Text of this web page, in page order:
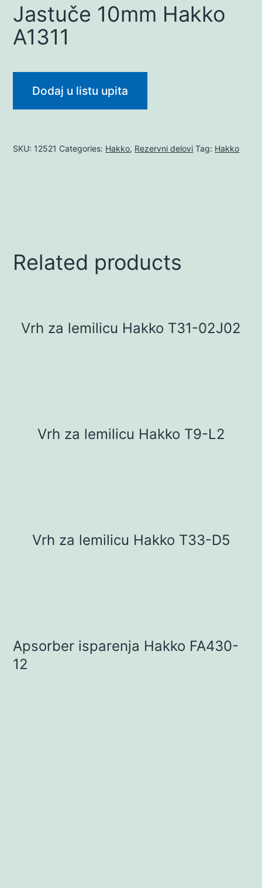
Jastuče 10mm Hakko
A1311
Dodaj u listu upita
SKU: 12521 Categories: Hakko, Rezervni delovi Tag: Hakko
Related products
Vrh za lemilicu Hakko T31-02J02
Vrh za lemilicu Hakko T9-L2
Vrh za lemilicu Hakko T33-D5
Apsorber isparenja Hakko FA430-
12